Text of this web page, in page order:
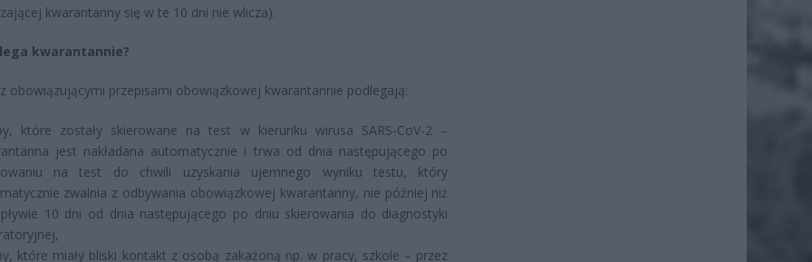
kwarantanny się w te 10 dni nie wlicza).
kwarantannie?
obowiązującymi przepisami obowiązkowej kwarantannie podlegają:
które zostały skierowane na test w kierunku wirusa SARS-CoV-2 –
jest nakładana automatycznie i trwa od dnia następującego po
na test do chwili uzyskania ujemnego wyniku testu, który
zwalnia z odbywania obowiązkowej kwarantanny, nie później niż
10 dni od dnia następującego po dniu skierowania do diagnostyki
które miały bliski kontakt z osobą zakażoną np. w pracy, szkole – przez